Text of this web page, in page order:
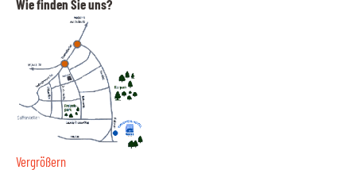
Wie finden Sie uns?
Vergrößern